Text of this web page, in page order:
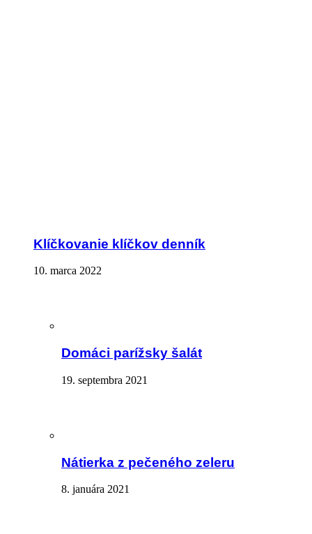
Klíčkovanie klíčkov denník
10. marca 2022
Domáci parížsky šalát
19. septembra 2021
Nátierka z pečeného zeleru
8. januára 2021